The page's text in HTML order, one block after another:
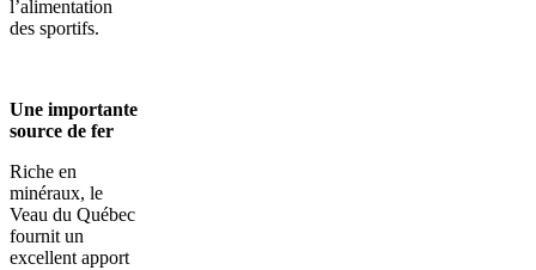
l’alimentation
des sportifs.
Une importante
source de fer
Riche en
minéraux, le
Veau du Québec
fournit un
excellent apport